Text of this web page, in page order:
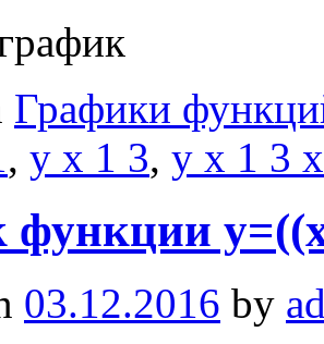
Графики
, y x 1 3, y x 1 3 x
функции
03.12.2016 by